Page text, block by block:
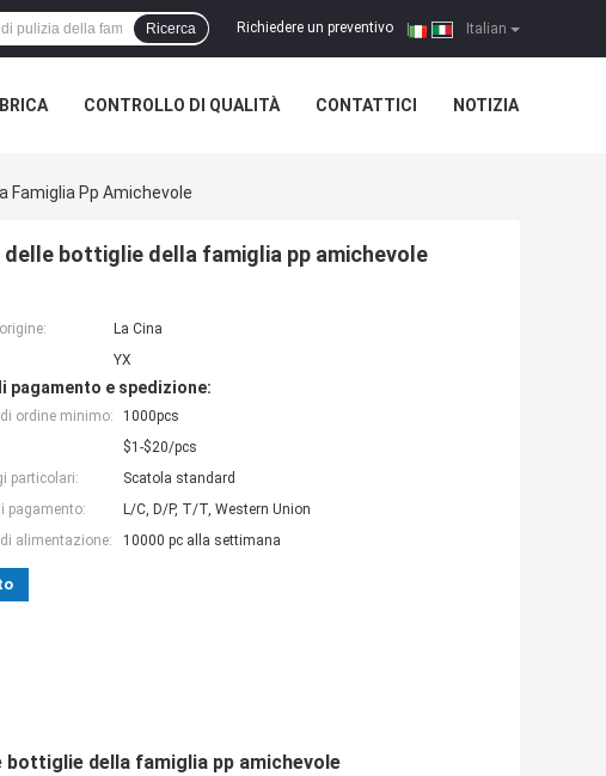
Italian
Richiedere un preventivo |
Ricerca
CONTROLLO DI QUALITÀ CONTATTICI NOTIZIA
Famiglia Pp Amichevole
bottiglie della famiglia pp amichevole
La Cina
YX
pagamento e spedizione:
ordine minimo:
1000pcs
$1-$20/pcs
particolari:
Scatola standard
pagamento:
L/C, D/P, T/T, Western Union
alimentazione:
10000 pc alla settimana
bottiglie della famiglia pp amichevole